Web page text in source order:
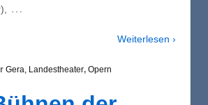
…
Weiterlesen ›
Gera, Landestheater, Opern